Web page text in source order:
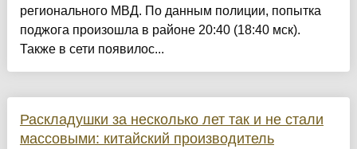
регионального МВД. По данным полиции, попытка
поджога произошла в районе 20:40 (18:40 мск).
Также в сети появилос...
Раскладушки за несколько лет так и не стали
массовыми: китайский производитель